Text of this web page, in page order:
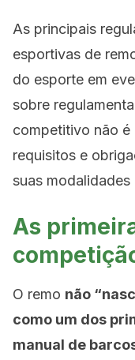
As principais
esportivas de
do esporte em
sobre
competitivo não é
requisitos e
suas
As
O remo não
como um dos
manual de